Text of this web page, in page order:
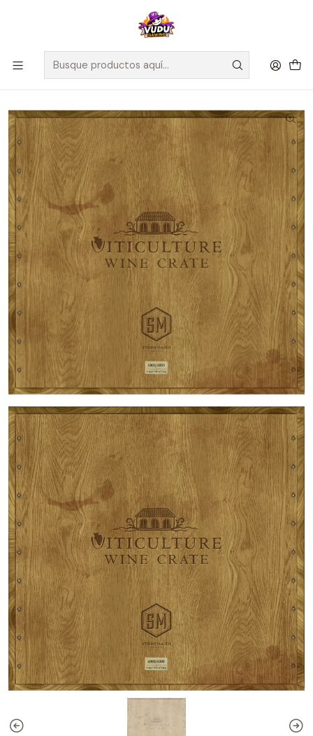
🚀 ¡Despachamos a todo Chile! Envío GRATIS a Regiones sobre
$100.000 y a RM sobre $35.000
Inicio Juegos de Mesa Editorial Maldito Games
Viticulture World - Español